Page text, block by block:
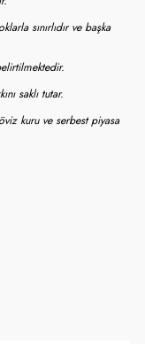
sınırlıdır ve başka
saklı tutar.
kuru ve serbest piyasa